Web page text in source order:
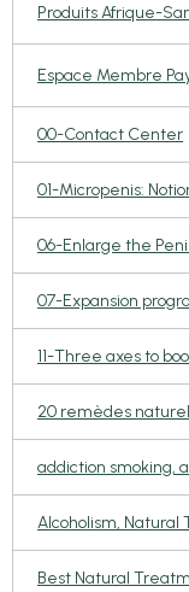
Produits Afrique-
Espace Membre
00-Contact Center
01-Micropenis:
06-Enlarge the
07-Expansion
11-Three axes to
20 remèdes
addiction smoking,
Alcoholism,
Best Natural